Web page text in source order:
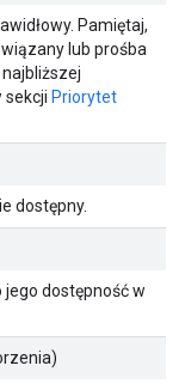
Pamiętaj,
lub prośba
sekcji Priorytet
dostępny.
dostępność w